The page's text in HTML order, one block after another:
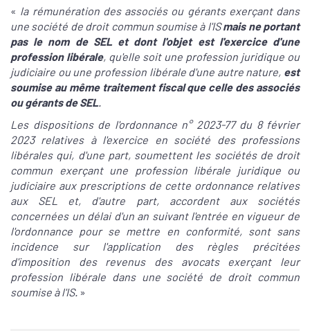
« la rémunération des associés ou gérants exerçant dans
une société de droit commun soumise à l'ISmais ne portant
pas le nom de SEL et dont l'objet est l'exercice d'une
profession libérale, qu'elle soit une profession juridique ou
judiciaire ou une profession libérale d'une autre nature, est
soumise au même traitement fiscal que celle des associés
ou gérants de SEL.
Les dispositions de l'ordonnance n° 2023-77 du 8 février
2023 relatives à l'exercice en société des professions
libérales qui, d'une part, soumettent les sociétés de droit
commun exerçant une profession libérale juridique ou
judiciaire aux prescriptions de cette ordonnance relatives
aux SEL et, d'autre part, accordent aux sociétés
concernées un délai d'un an suivant l'entrée en vigueur de
l'ordonnance pour se mettre en conformité, sont sans
incidence sur l'application des règles précitées
d'imposition des revenus des avocats exerçant leur
profession libérale dans une société de droit commun
soumise à l'IS. »